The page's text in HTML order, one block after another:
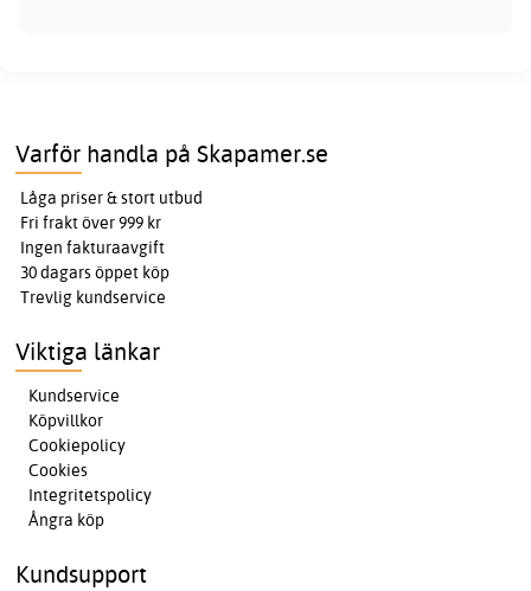
Varför handla på Skapamer.se
Låga priser & stort utbud
Fri frakt över 999 kr
Ingen fakturaavgift
30 dagars öppet köp
Trevlig kundservice
Viktiga länkar
Kundservice
Köpvillkor
Cookiepolicy
Cookies
Integritetspolicy
Ångra köp
Kundsupport